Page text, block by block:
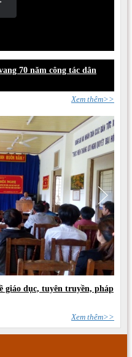
70 năm công tác dân
Xem thêm>>
giáo dục, tuyên truyền, pháp
Xem thêm>>